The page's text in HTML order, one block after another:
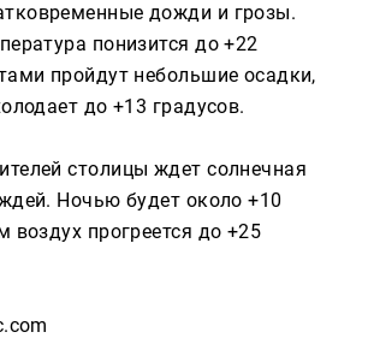
дожди и грозы.
понизится до +22
пройдут небольшие осадки,
до +13 градусов.
столицы ждет солнечная
Ночью будет около +10
воздух прогреется до +25